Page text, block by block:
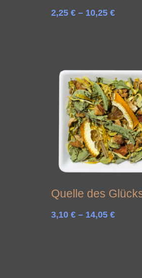
2,25€ – 10,25€
Quelle des
3,10€ – 14,05€